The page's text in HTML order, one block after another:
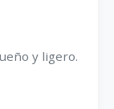
y ligero.